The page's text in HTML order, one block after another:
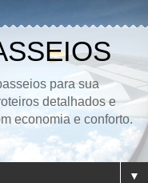
para sua
detalhados e
economia e conforto.
▼